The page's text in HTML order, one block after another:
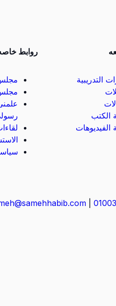
التدريبية
الكتب
الفيديوهات
روابط
مجلس